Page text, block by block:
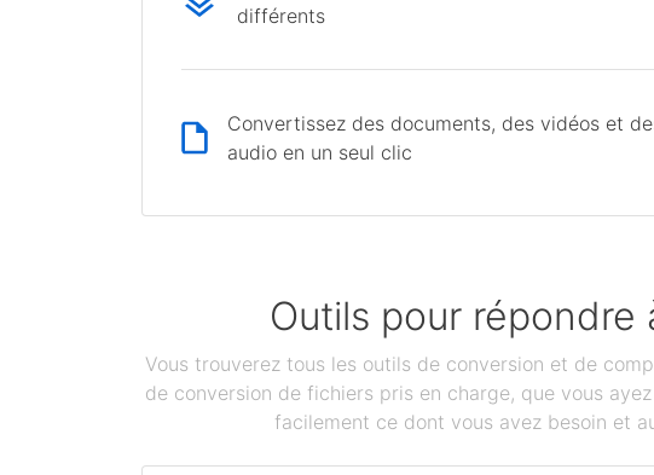
différents
Convertissez des documents, des vidéos et
audio en un seul clic
Outils pour
Vous trouverez tous les outils de conversion et de
de conversion de fichiers pris en charge, que vous
facilement ce dont vous avez besoin et